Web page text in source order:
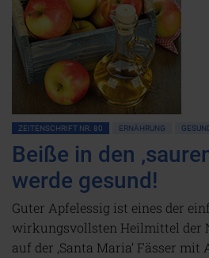
ZEITENSCHRIFT NR. 80 ERNÄHRUNG
Beiße in den
werde gesund!
Guter Apfelessig ist eines der
wirkungsvollsten Heilmittel der
auf der ‚Santa Maria’ Fässer